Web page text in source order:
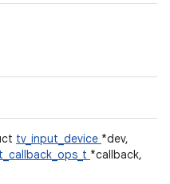
tv_input_device *dev,
*callback,